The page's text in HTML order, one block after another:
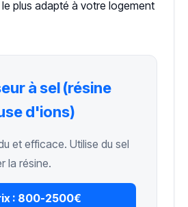
plus adapté à votre logement
à sel (résine
d'ions)
et efficace. Utilise du sel
la résine.
: 800-2500€